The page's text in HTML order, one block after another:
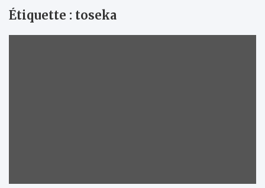
Étiquette : toseka